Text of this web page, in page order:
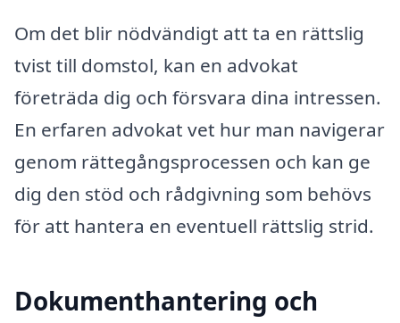
Om det blir nödvändigt att ta en rättslig
tvist till domstol, kan en advokat
företräda dig och försvara dina intressen.
En erfaren advokat vet hur man navigerar
genom rättegångsprocessen och kan ge
dig den stöd och rådgivning som behövs
för att hantera en eventuell rättslig strid.
Dokumenthantering och